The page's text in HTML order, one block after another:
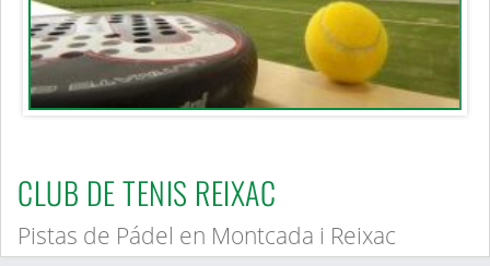
CLUB DE TENIS REIXAC
Pistas de Pádel en Montcada i Reixac